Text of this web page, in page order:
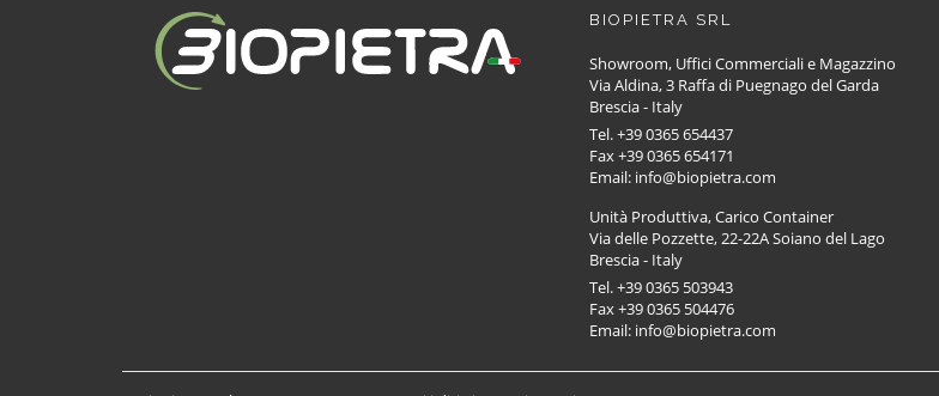
BIOPIETRA SRL
Showroom, Uffici Commerciali e Magazzino
Via Aldina, 3 Raffa di Puegnago del Garda
Brescia - Italy
Tel. +39 0365 654437
Fax +39 0365 654171
Email: info@biopietra.com
Unità Produttiva, Carico Container
Via delle Pozzette, 22-22A Soiano del Lago
Brescia - Italy
Tel. +39 0365 503943
Fax +39 0365 504476
Email: info@biopietra.com